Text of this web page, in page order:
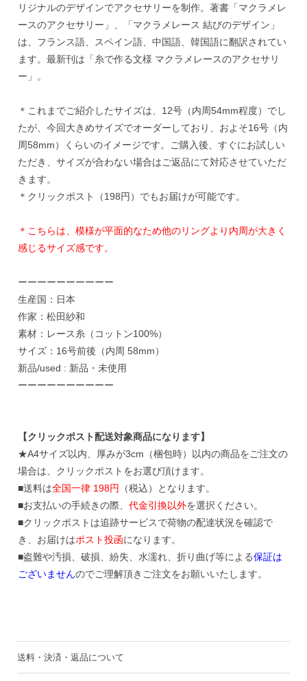
リジナルのデザインでアクセサリーを制作。著書「マクラメレ
ースのアクセサリー」、「マクラメレース 結びのデザイン」
は、フランス語、スペイン語、中国語、韓国語に翻訳されてい
ます。最新刊は「糸で作る文様 マクラメレースのアクセサリ
ー」。
＊これまでご紹介したサイズは、12号（内周54mm程度）でし
たが、今回大きめサイズでオーダーしており、およそ16号（内
周58mm）くらいのイメージです。ご購入後、すぐにお試しい
ただき、サイズが合わない場合はご返品にて対応させていただ
きます。
＊クリックポスト（198円）でもお届けが可能です。
＊こちらは、模様が平面的なため他のリングより内周が大きく
感じるサイズ感です。
ーーーーーーーーーー
生産国：日本
作家：松田紗和
素材：レース糸（コットン100%）
サイズ：16号前後（内周 58mm）
新品/used : 新品・未使用
ーーーーーーーーーー
【クリックポスト配送対象商品になります】
★A4サイズ以内、厚みが3cm（梱包時）以内の商品をご注文の
場合は、クリックポストをお選び頂けます。
■送料は全国一律 198円
（税込）となります。
■お支払いの手続きの際、 代金引換以外を選択ください。
■クリックポストは追跡サービスで荷物の配達状況を確認で
き、お届けはポスト投函になります。
■盗難や汚損、破損、紛失、水濡れ、折り曲げ等による保証は
ございませんのでご理解頂きご注文をお願いいたします。
送料・決済・返品について